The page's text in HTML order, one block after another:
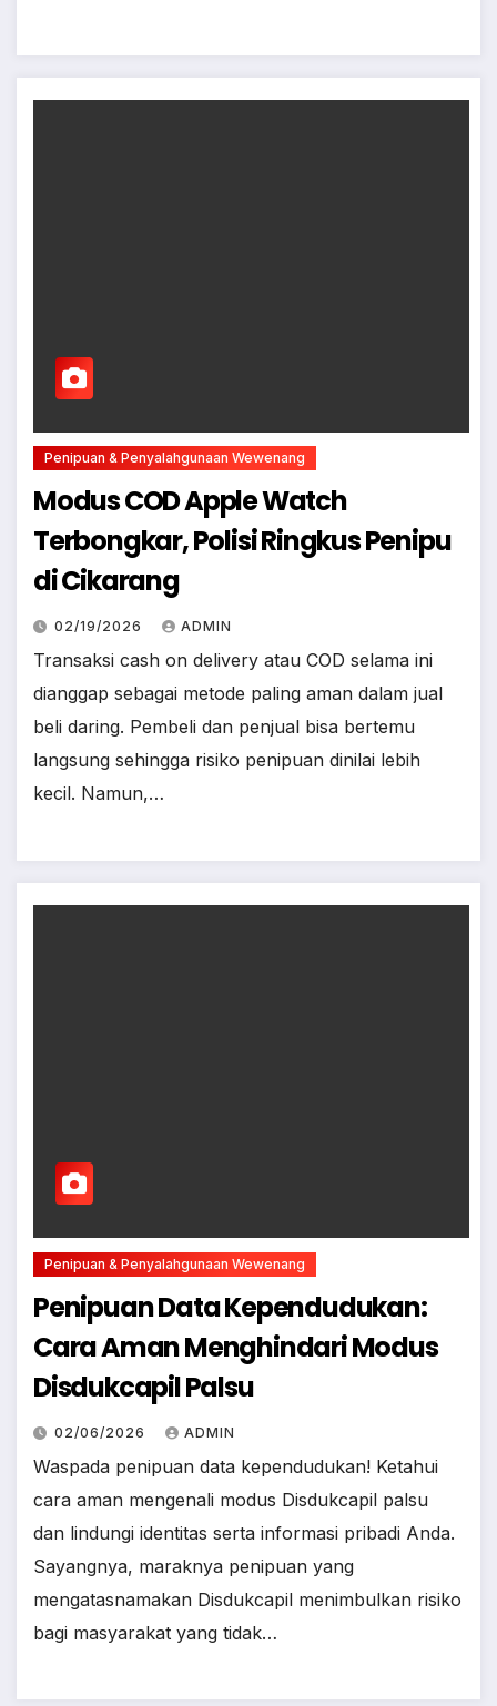
Penipuan & Penyalahgunaan Wewenang
Modus COD Apple Watch
Terbongkar, Polisi Ringkus Penipu
di Cikarang
02/19/2026 ADMIN
Transaksi cash on delivery atau COD selama ini
dianggap sebagai metode paling aman dalam jual
beli daring. Pembeli dan penjual bisa bertemu
langsung sehingga risiko penipuan dinilai lebih
kecil. Namun,…
Penipuan & Penyalahgunaan Wewenang
Penipuan Data Kependudukan:
Cara Aman Menghindari Modus
Disdukcapil Palsu
02/06/2026 ADMIN
Waspada penipuan data kependudukan! Ketahui
cara aman mengenali modus Disdukcapil palsu
dan lindungi identitas serta informasi pribadi Anda.
Sayangnya, maraknya penipuan yang
mengatasnamakan Disdukcapil menimbulkan risiko
bagi masyarakat yang tidak…